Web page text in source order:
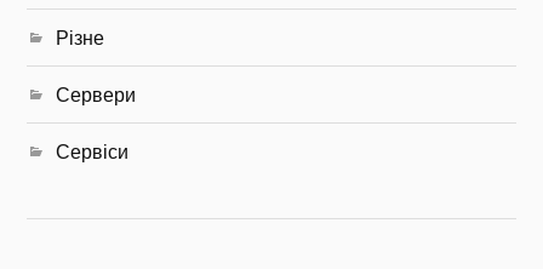
Різне
Сервери
Сервіси